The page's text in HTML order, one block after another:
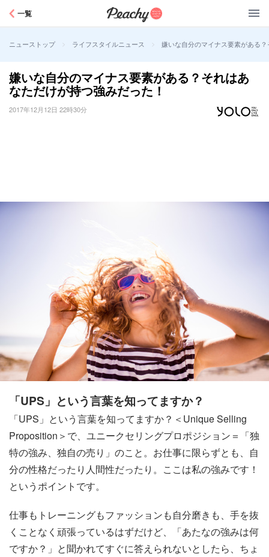
一覧
ニューストップ > ライフスタイルニュース > 嫌いな自分のマイナス要素がある
嫌いな自分のマイナス要素がある？それはあ
なただけが持つ強みだった！
2017年12月12日 22時30分
「UPS」という言葉を知ってますか？
「UPS」という言葉を知ってますか？＜Unique Selling
Proposition＞で、ユニークセリングプロポジション＝「独
特の強み、独自の売り」のこと。お仕事に限らずとも、自
分の性格だったり人間性だったり。ここは私の強みです！
というポイントです。
仕事もトレーニングもファッションも自分磨きも、手を抜
くことなく頑張っているはずだけど、「あたなの強みは何
ですか？」と聞かれてすぐに答えられないとしたら、ちょ